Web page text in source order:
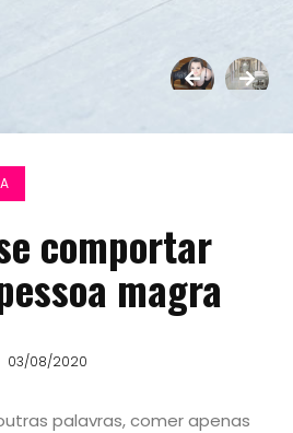
comportar
magra
03/08/2020
palavras, comer apenas